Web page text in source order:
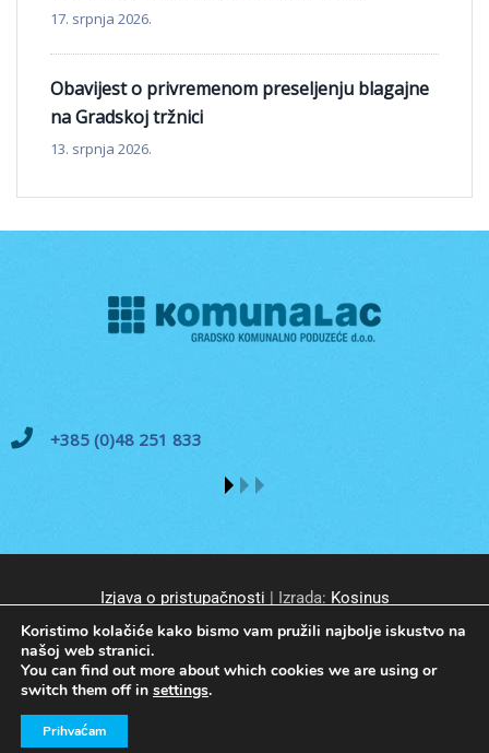
17. srpnja 2026.
Obavijest o privremenom preseljenju blagajne
na Gradskoj tržnici
13. srpnja 2026.
+385 (0)48 251 833
Izjava o pristupačnosti | Izrada: Kosinus
© GKP Komunalac Koprivnica d.o.o. Sva prava pridržana.
Koristimo kolačiće kako bismo vam pružili najbolje iskustvo na
našoj web stranici.
You can find out more about which cookies we are using or
switch them off in settings.
Prihvaćam